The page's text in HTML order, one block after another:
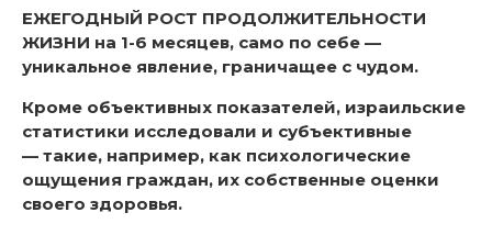
ЕЖЕГОДНЫЙ РОСТ ПРОДОЛЖИТЕЛЬНОСТИ
ЖИЗНИ на 1-6 месяцев, само по себе —
уникальное явление, граничащее с чудом.
Кроме объективных показателей, израильские
статистики исследовали и субъективные
— такие, например, как психологические
ощущения граждан, их собственные оценки
своего здоровья.